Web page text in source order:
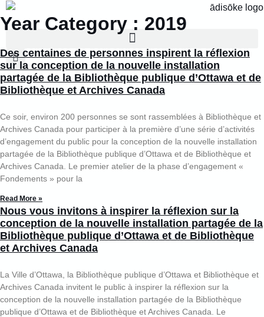
Year Category : 2019
Des centaines de personnes inspirent la réflexion
sur la conception de la nouvelle installation
partagée de la Bibliothèque publique d’Ottawa et de
Bibliothèque et Archives Canada
Ce soir, environ 200 personnes se sont rassemblées à Bibliothèque et
Archives Canada pour participer à la première d’une série d’activités
d’engagement du public pour la conception de la nouvelle installation
partagée de la Bibliothèque publique d’Ottawa et de Bibliothèque et
Archives Canada. Le premier atelier de la phase d’engagement «
Fondements » pour la
Read More »
Nous vous invitons à inspirer la réflexion sur la
conception de la nouvelle installation partagée de la
Bibliothèque publique d’Ottawa et de Bibliothèque
et Archives Canada
La Ville d’Ottawa, la Bibliothèque publique d’Ottawa et Bibliothèque et
Archives Canada invitent le public à inspirer la réflexion sur la
conception de la nouvelle installation partagée de la Bibliothèque
publique d’Ottawa et de Bibliothèque et Archives Canada. Le